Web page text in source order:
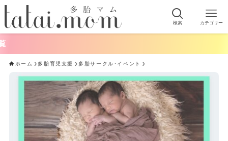
検索 カテゴリー
ホーム 多胎育児支援 多胎サークル･イベント